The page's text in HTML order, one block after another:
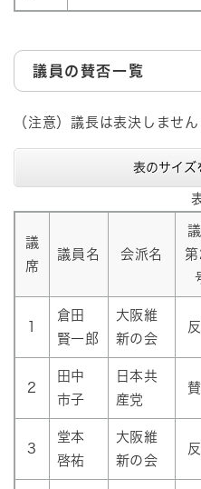
議員の賛否一覧
（注意）議長は表決しません
表のサイズ
議
席
議員名 会派名
倉田
賢一郎
大阪維
新の会
2
田中
市子
日本共
産党
3
堂本
啓祐
大阪維
新の会